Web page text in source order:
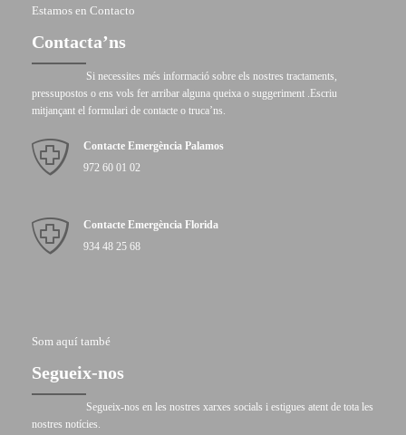
Estamos en Contacto
Contacta’ns
Si necessites més informació sobre els nostres tractaments,
pressupostos o ens vols fer arribar alguna queixa o suggeriment .Escriu
mitjançant el formulari de contacte o truca’ns.
Contacte Emergència Palamos
972 60 01 02
Contacte Emergència Florida
934 48 25 68
Som aquí també
Segueix-nos
Segueix-nos en les nostres xarxes socials i estigues atent de tota les
nostres notícies.